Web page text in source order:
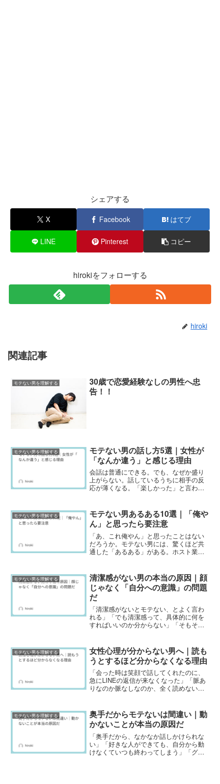
シェアする
X Facebook はてブ
LINE Pinterest コピー
hirokiをフォローする
hiroki
関連記事
モテない男を理解する
30歳で恋愛経験なしの男性へ忠
告！！
モテない男を理解する
モテない男の話し方5選｜女性が
「なんか違う」と感じる理由
会話は普通にできる。でも、なぜか盛り
上がらない。話しているうちに相手の反
応が薄くなる。「楽しかった」と言われ
スト業界に関わってきた経験の中で、何
百人という男の会話を見て...
モテない男を理解する
モテない男あるある10選｜「俺や
ん」と思ったら要注意
「あ、これ俺やん」と思ったことはない
だろうか。モテない男には、驚くほど共
通した「あるある」がある。ホスト業界
と、考えること、言うことは、ほぼパタ
ーンが決まっていた。この記...
モテない男を理解する
清潔感がない男の本当の原因｜顔
じゃなく「自分への意識」の問題
だ
「清潔感がないとモテない、とよく言わ
れる」「でも清潔感って、具体的に何を
すればいいのか分からない」「そもそも
「整えているかどうか」で決まる。具体
的にどこを整えればいいか、...
モテない男を理解する
女性心理が分からない男へ｜読も
うとするほど分からなくなる理由
「会った時は笑顔で話してくれたのに、
急にLINEの返信が来なくなった」「脈あ
りなのか脈なしなのか、全く読めない」
つの行動では判断できない。「愛想がい
い」と「好意がある」...
モテない男を理解する
奥手だからモテないは間違い｜動
かないことが本当の原因だ
「奥手だから、なかなか話しかけられな
い」「好きな人ができても、自分から動
けなくていつも終わってしまう」「グイ